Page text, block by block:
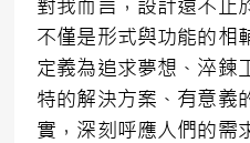
對我而言，設計遠不止
不僅是形式與功能的相
定義為追求夢想、淬鍊
特的解決方案、有意義
實，深刻呼應人們的需